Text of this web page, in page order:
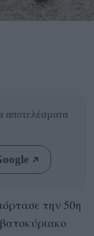
αποτελέσματα
την 50η